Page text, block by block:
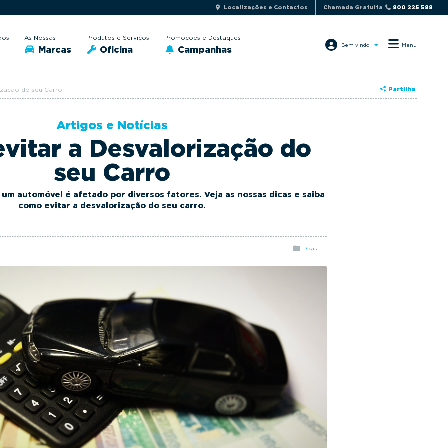
Localizações e Contactos Chamada Gratuita 800 225 588
As Nossas
Marcas
Produtos e Serviços
Oficina
Promoções e Destaques
Campanhas Bem vindo Menu
Partilha
do seu Carro
a Desvalorização do
seu Carro
automóvel é afetado por diversos fatores. Veja as nossas dicas e saiba
como evitar a desvalorização do seu carro.
Artigos e Notícias
Dicas